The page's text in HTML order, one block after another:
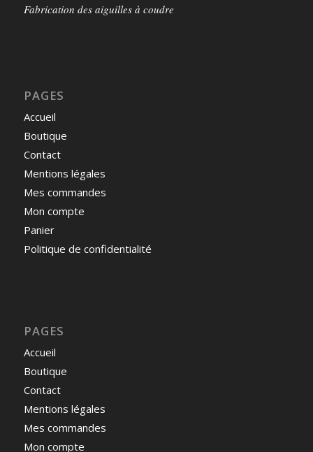
Fabrication des aiguilles à coudre
PAGES
Accueil
Boutique
Contact
Mentions légales
Mes commandes
Mon compte
Panier
Politique de confidentialité
PAGES
Accueil
Boutique
Contact
Mentions légales
Mes commandes
Mon compte